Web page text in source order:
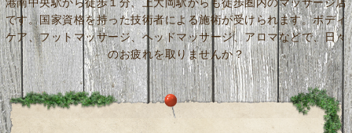
です。国家資格を持った技術者による施術が受けられます。ボディ
ケア、フットマッサージ、ヘッドマッサージ、アロマなどで、日々
のお疲れを取りませんか？